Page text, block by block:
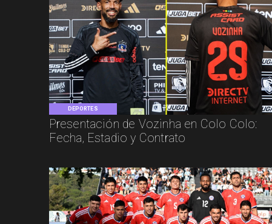
DEPORTES
Presentación de Vozinha en Colo Colo:
Fecha, Estadio y Contrato